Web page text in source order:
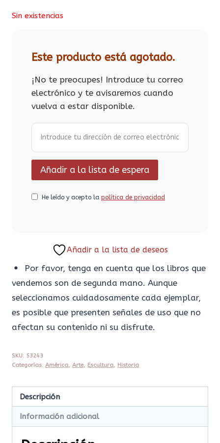
Sin existencias
Este producto está agotado.
¡No te preocupes! Introduce tu correo
electrónico y te avisaremos cuando
vuelva a estar disponible.
He leído y acepto la política de privacidad
Añadir a la lista de deseos
Por favor, tenga en cuenta que los libros que
vendemos son de segunda mano. Aunque
seleccionamos cuidadosamente cada ejemplar,
es posible que presenten señales de uso que no
afectan su contenido ni su disfrute.
SKU: 53243
Categorías: América, Arte, Escultura, Historia
Descripción
Información adicional